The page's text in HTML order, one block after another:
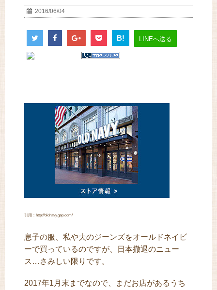
2016/06/04
B! LINEへ送る
引用：http://oldnavy.gap.com/
息子の服、私や夫のジーンズをオールドネイビ
ーで買っているのですが、日本撤退のニュー
ス…さみしい限りです。
2017年1月末までなので、まだお店があるうち